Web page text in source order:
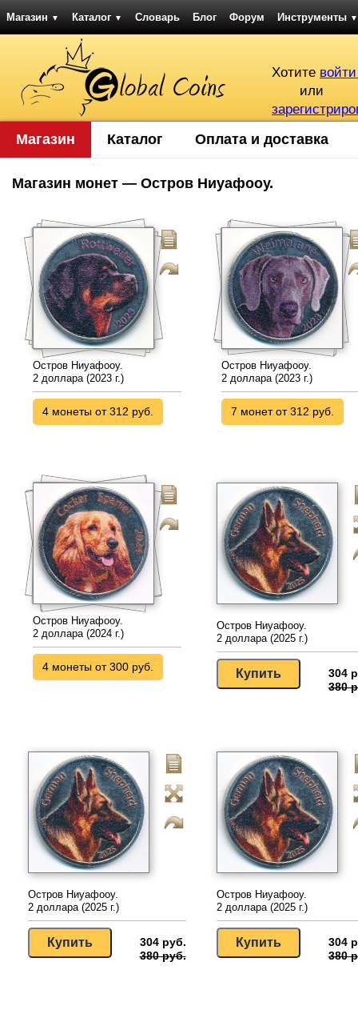
Магазин ▼ Каталог ▼ Словарь Блог Форум Инструменты ▼
Хотите
или
Магазин Каталог Оплата и доставка
Магазин монет — Остров Ниуафооу.
Остров Ниуафооу.
2 доллара (2023 г.)
4 монеты от 312 руб.
Остров Ниуафооу.
2 доллара (2023 г.)
7 монет от 312 руб.
Остров Ниуафооу.
2 доллара (2024 г.)
4 монеты от 300 руб.
Остров Ниуафооу.
2 доллара (2025 г.)
304
380
Остров Ниуафооу.
2 доллара (2025 г.)
304 руб.
380 руб.
Остров Ниуафооу.
2 доллара (2025 г.)
304
380